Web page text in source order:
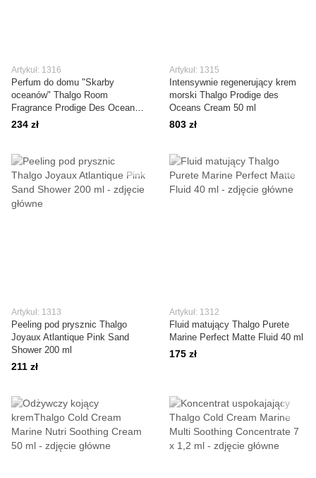
Artykuł: 1316
Perfum do domu "Skarby
oceanów" Thalgo Room
Fragrance Prodige Des Oceans
100 ml
234 zł
Artykuł: 1315
Intensywnie regenerujący krem ​​
morski Thalgo Prodige des
Oceans Cream 50 ml
803 zł
Artykuł: 1313
Peeling pod prysznic Thalgo
Joyaux Atlantique Pink Sand
Shower 200 ml
211 zł
Artykuł: 1312
Fluid matujący Thalgo Purete
Marine Perfect Matte Fluid 40 ml
175 zł